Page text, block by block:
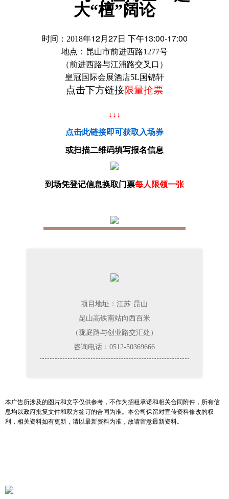
大“檀”阔论
时间： 2018年12月 27日 下午13:00-17:00
地点：昆山市前进西路1277号
（前进西路与江浦路交叉口）
皇冠国际会展酒店5L国锦轩
点击下方链接限量抢票
↓ ↓ ↓
点击此链接即可获取入场券
或扫描二维码填写报名信息
到场凭登记信息换取门票每人限领一张
项目地址：江苏·昆山
昆山高铁南站向西百米
（珑庭路与创业路交汇处）
咨询电话：0512-50369666
本广告所涉及的图片和文字仅供参考，不作为招租承诺和相关合同附件，所有信
息均以政府批复文件和双方签订的合同为准。本公司保留对宣传资料修改的权
利，相关资料如有更新，请以最新资料为准，故请留意最新资料。